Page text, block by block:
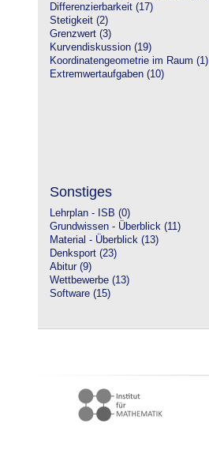
Differenzierbarkeit (17)
Stetigkeit (2)
Grenzwert (3)
Kurvendiskussion (19)
Koordinatengeometrie im Raum (1)
Extremwertaufgaben (10)
Sonstiges
Lehrplan - ISB (0)
Grundwissen - Überblick (11)
Material - Überblick (13)
Denksport (23)
Abitur (9)
Wettbewerbe (13)
Software (15)